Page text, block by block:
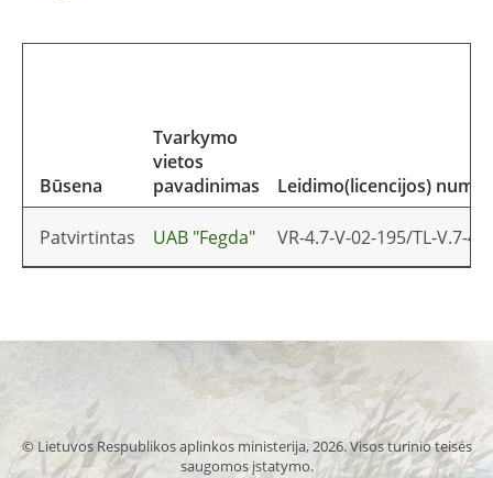
Būsena
Tvarkymo
vietos
pavadinimas
Leidimo(licencijos)
Patvirtintas UAB "Fegda" VR-4.7-V-02-195/TL-V.7-
© Lietuvos Respublikos aplinkos ministerija, 2026. Visos turinio teisės
saugomos įstatymo.